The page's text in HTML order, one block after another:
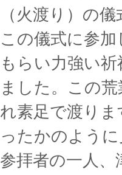
（火渡り）の
この儀式に参
もらい力強い
ました。この
れ素足で渡り
ったかのよう
参拝者の一人